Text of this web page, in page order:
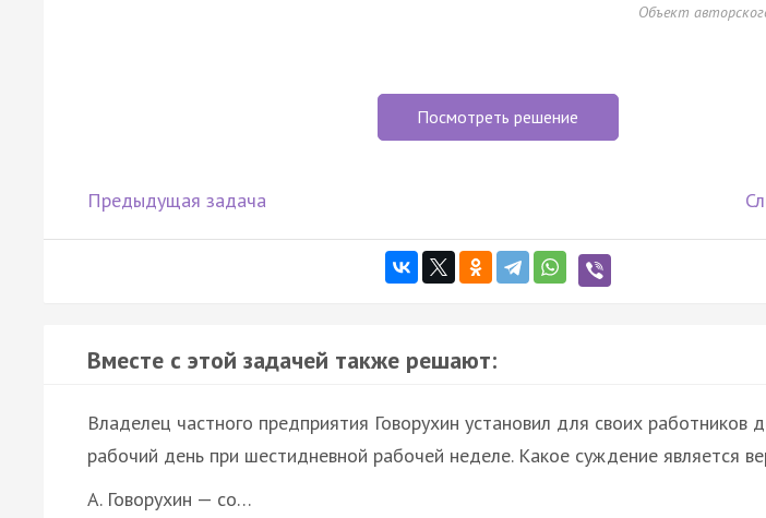
Объект
Посмотреть решение
Предыдущая задача
Вместе с этой задачей также решают:
Владелец частного предприятия Говорухин установил для своих работников
рабочий день при шестидневной рабочей неделе. Какое суждение является
А. Говорухин — со…